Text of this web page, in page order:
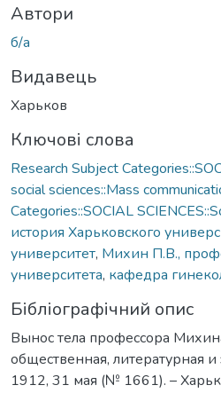
Автори
б/а
Видавець
Харьков
Ключові слова
Research Subject
social sciences::Mass
Categories::SOCIAL
история Харьковского
университет, Михин П.В.,
университета, кафедра
Бібліографічний опис
Вынос тела профессора
общественная, литературная и
1912, 31 мая (№ 1661). –